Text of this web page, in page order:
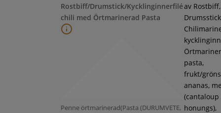
Rostbiff/Drumstick/Kycklinginnerfilé
chili med Örtmarinerad Pasta
Penne örtmarinerad(Pasta (DURUMVETE,
av Rostbiff,
pasta,
frukt/
ananas,
(cantaloup
honungs),